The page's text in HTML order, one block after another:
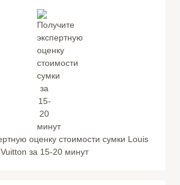
оценку стоимости сумки Louis
Vuitton за 15-20 минут